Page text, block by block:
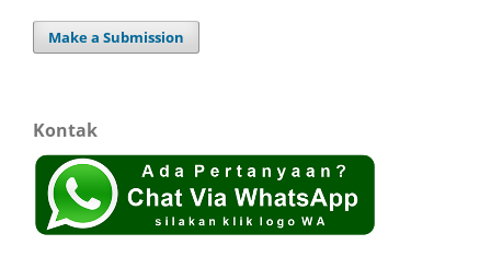
Make a Submission
Kontak